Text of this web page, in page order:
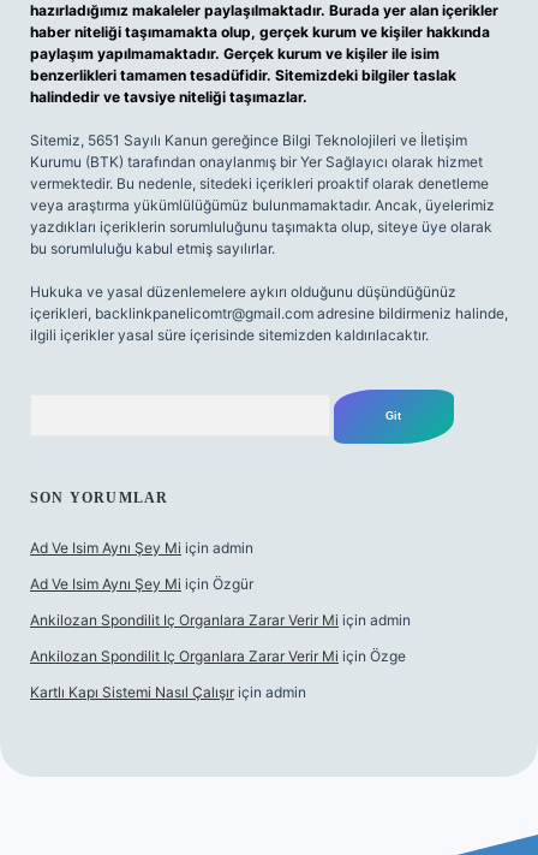
hazırladığımız makaleler paylaşılmaktadır. Burada yer alan içerikler
haber niteliği taşımamakta olup, gerçek kurum ve kişiler hakkında
paylaşım yapılmamaktadır. Gerçek kurum ve kişiler ile isim
benzerlikleri tamamen tesadüfidir. Sitemizdeki bilgiler taslak
halindedir ve tavsiye niteliği taşımazlar.
Sitemiz, 5651 Sayılı Kanun gereğince Bilgi Teknolojileri ve İletişim
Kurumu (BTK) tarafından onaylanmış bir Yer Sağlayıcı olarak hizmet
vermektedir. Bu nedenle, sitedeki içerikleri proaktif olarak denetleme
veya araştırma yükümlülüğümüz bulunmamaktadır. Ancak, üyelerimiz
yazdıkları içeriklerin sorumluluğunu taşımakta olup, siteye üye olarak
bu sorumluluğu kabul etmiş sayılırlar.
Hukuka ve yasal düzenlemelere aykırı olduğunu düşündüğünüz
içerikleri, backlinkpanelicomtr@gmail.com adresine bildirmeniz halinde,
ilgili içerikler yasal süre içerisinde sitemizden kaldırılacaktır.
SON YORUMLAR
Ad Ve Isim Aynı Şey Mi için admin
Ad Ve Isim Aynı Şey Mi için Özgür
Ankilozan Spondilit Iç Organlara Zarar Verir Mi için admin
Ankilozan Spondilit Iç Organlara Zarar Verir Mi için Özge
Kartlı Kapı Sistemi Nasıl Çalışır için admin